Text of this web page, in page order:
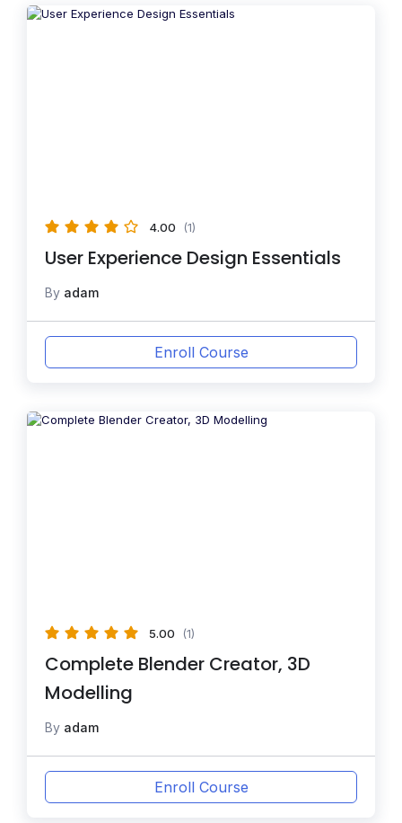
4.00 (1)
User Experience Design Essentials
By adam
Enroll Course
5.00 (1)
Complete Blender Creator, 3D
Modelling
By adam
Enroll Course